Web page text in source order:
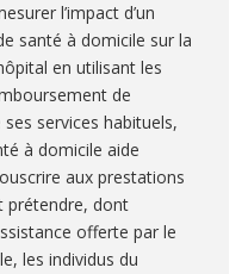
l’impact d’un
santé à domicile sur la
en utilisant les
de
services habituels,
à domicile aide
aux prestations
prétendre, dont
offerte par le
les individus du